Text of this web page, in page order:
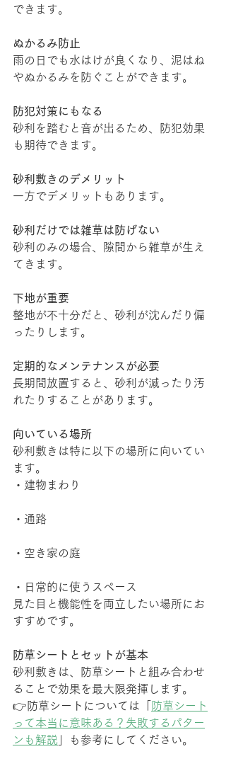
できます。
ぬかるみ防止
雨の日でも水はけが良くなり、泥はね
やぬかるみを防ぐことができます。
防犯対策にもなる
砂利を踏むと音が出るため、防犯効果
も期待できます。
砂利敷きのデメリット
一方でデメリットもあります。
砂利だけでは雑草は防げない
砂利のみの場合、隙間から雑草が生え
てきます。
下地が重要
整地が不十分だと、砂利が沈んだり偏
ったりします。
定期的なメンテナンスが必要
長期間放置すると、砂利が減ったり汚
れたりすることがあります。
向いている場所
砂利敷きは特に以下の場所に向いてい
ます。
・建物まわり
・通路
・空き家の庭
・日常的に使うスペース
見た目と機能性を両立したい場所にお
すすめです。
防草シートとセットが基本
砂利敷きは、防草シートと組み合わせ
ることで効果を最大限発揮します。
👉防草シートについては「
防草シート
って本当に意味ある？失敗するパター
ンも解説 」も参考にしてください。